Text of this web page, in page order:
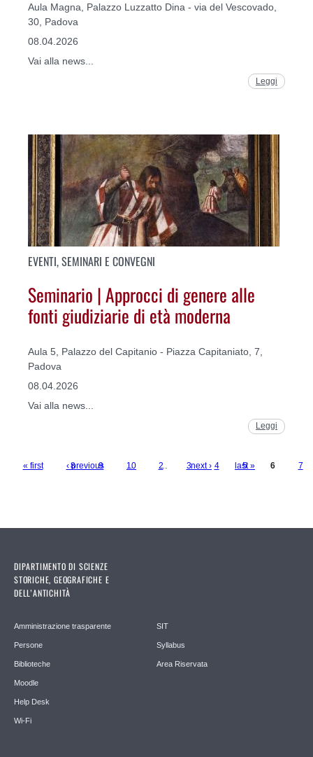
Aula Magna, Palazzo Luzzatto Dina - via del Vescovado,
30, Padova
08.04.2026
Vai alla news...
Leggi
EVENTI, SEMINARI E CONVEGNI
Seminario | Approcci di genere alle
fonti giudiziarie di età moderna
Aula 5, Palazzo del Capitanio - Piazza Capitaniato, 7,
Padova
08.04.2026
Vai alla news...
Leggi
« first ‹ previous … 2 3 4 5 6 7
8 9 10 … next › last »
DIPARTIMENTO DI SCIENZE
STORICHE, GEOGRAFICHE E
DELL’ANTICHITÀ
Amministrazione trasparente
Persone
Biblioteche
Moodle
Help Desk
Wi-Fi
SIT
Syllabus
Area Riservata